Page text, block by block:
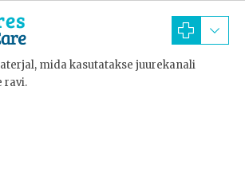
mida kasutatakse juurekanali
ravi.